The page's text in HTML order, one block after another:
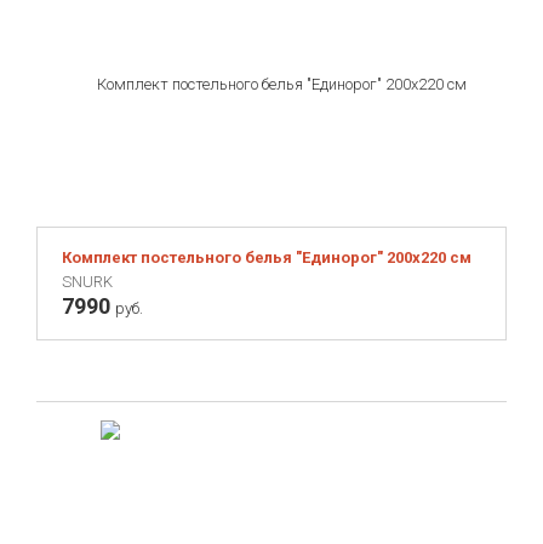
Комплект постельного белья "Единорог" 200х220 см
SNURK
7990 руб.